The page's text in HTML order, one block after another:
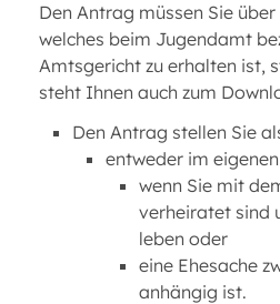
Den Antrag müssen Sie
welches beim Jugendamt
Amtsgericht zu erhalten ist,
steht Ihnen auch zum
Den Antrag stellen Sie
entweder im
wenn Sie mit
verheiratet sind
leben oder
eine Ehesache
anhängig ist.